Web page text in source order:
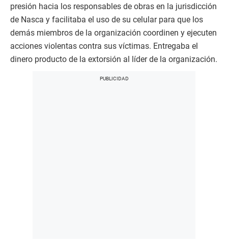
presión hacia los responsables de obras en la jurisdicción
de Nasca y facilitaba el uso de su celular para que los
demás miembros de la organización coordinen y ejecuten
acciones violentas contra sus víctimas. Entregaba el
dinero producto de la extorsión al líder de la organización.